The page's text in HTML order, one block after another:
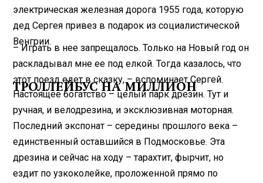
электрическая железная дорога 1955 года, которую
дед Сергея привез в подарок из социалистической
Венгрии.
– Играть в нее запрещалось. Только на Новый год он
раскладывал мне ее под елкой. Тогда казалось, что
этот поезд едет в сказку, – вспоминает Сергей.
ТРОЛЛЕЙБУС НА МИЛЛИОН
Настоящее богатство – целый парк дрезин. Тут и
ручная, и велодрезина, и эксклюзивная моторная.
Последний экспонат – середины прошлого века –
единственный оставшийся в Подмосковье. Эта
дрезина и сейчас на ходу – тарахтит, фырчит, но
ездит по узкоколейке, проложенной прямо по